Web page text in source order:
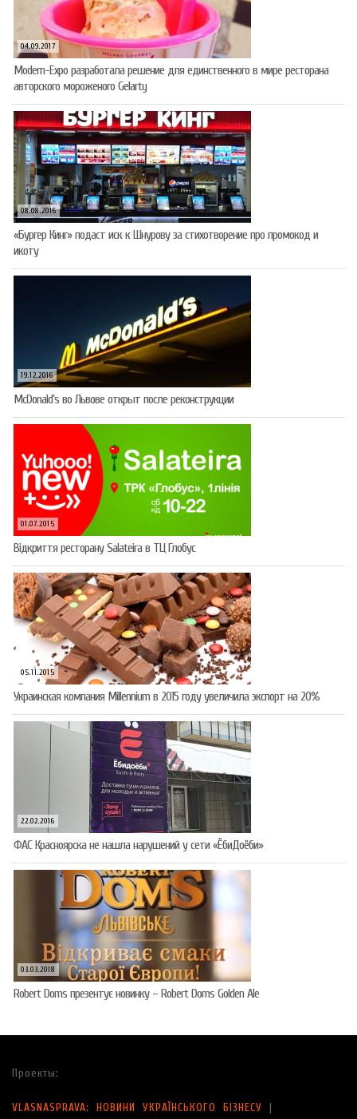
04.09.2017
Modern-Expo разработала решение для единственного в мире ресторана
авторского мороженого Gelarty
08.08.2016
«Бургер Кинг» подаст иск к Шнурову за стихотворение про промокод и
икоту
19.12.2016
McDonald’s во Львове открыт после реконструкции
01.07.2015
Відкриття ресторану Salateirа в ТЦ Глобус
05.11.2015
Украинская компания Millennium в 2015 году увеличила экспорт на 20%
22.02.2016
ФАС Красноярска не нашла нарушений у сети «ЁбиДоёби»
03.03.2018
Robert Doms презентує новинку – Robert Doms Golden Ale
Проекты:
VLASNASPRAVA: НОВИНИ УКРАЇНСЬКОГО БІЗНЕСУ |